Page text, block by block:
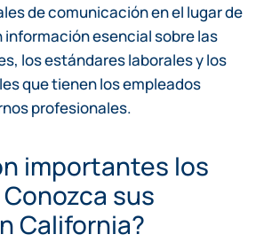
de comunicación en el lugar de
esencial sobre las
los estándares laborales y los
que tienen los empleados
profesionales.
importantes los
sus
California?